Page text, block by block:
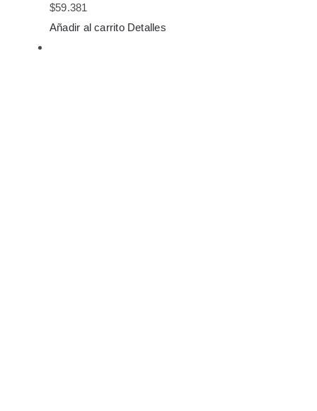
$59.381
Añadir al carrito Detalles